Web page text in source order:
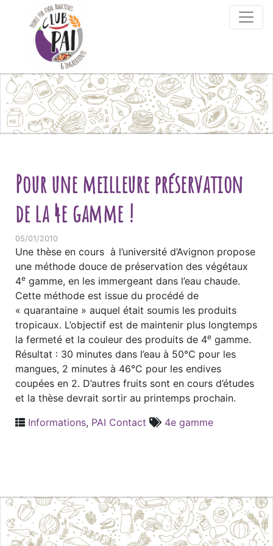
Skip to content
Pour une meilleure préservation
de la 4e gamme !
05/01/2010
Une thèse en cours à l’université d’Avignon propose
une méthode douce de préservation des végétaux
4e gamme, en les immergeant dans l’eau chaude.
Cette méthode est issue du procédé de
« quarantaine » auquel était soumis les produits
tropicaux. L’objectif est de maintenir plus longtemps
la fermeté et la couleur des produits de 4e gamme.
Résultat : 30 minutes dans l’eau à 50°C pour les
mangues, 2 minutes à 46°C pour les endives
coupées en 2. D’autres fruits sont en cours d’études
et la thèse devrait sortir au printemps prochain.
Informations, PAI Contact 4e gamme